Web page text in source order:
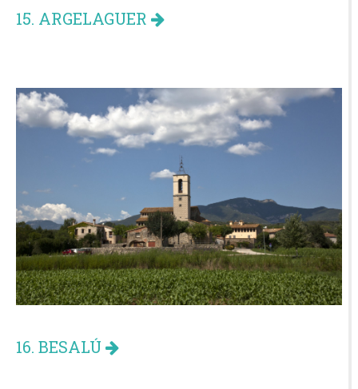
15. ARGELAGUER
16. BESALÚ